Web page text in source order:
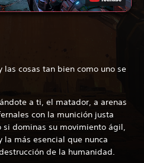
cosas tan bien como uno se
a ti, el matador, a arenas
con la munición justa
si dominas su movimiento ágil,
más esencial que nunca
de la humanidad.